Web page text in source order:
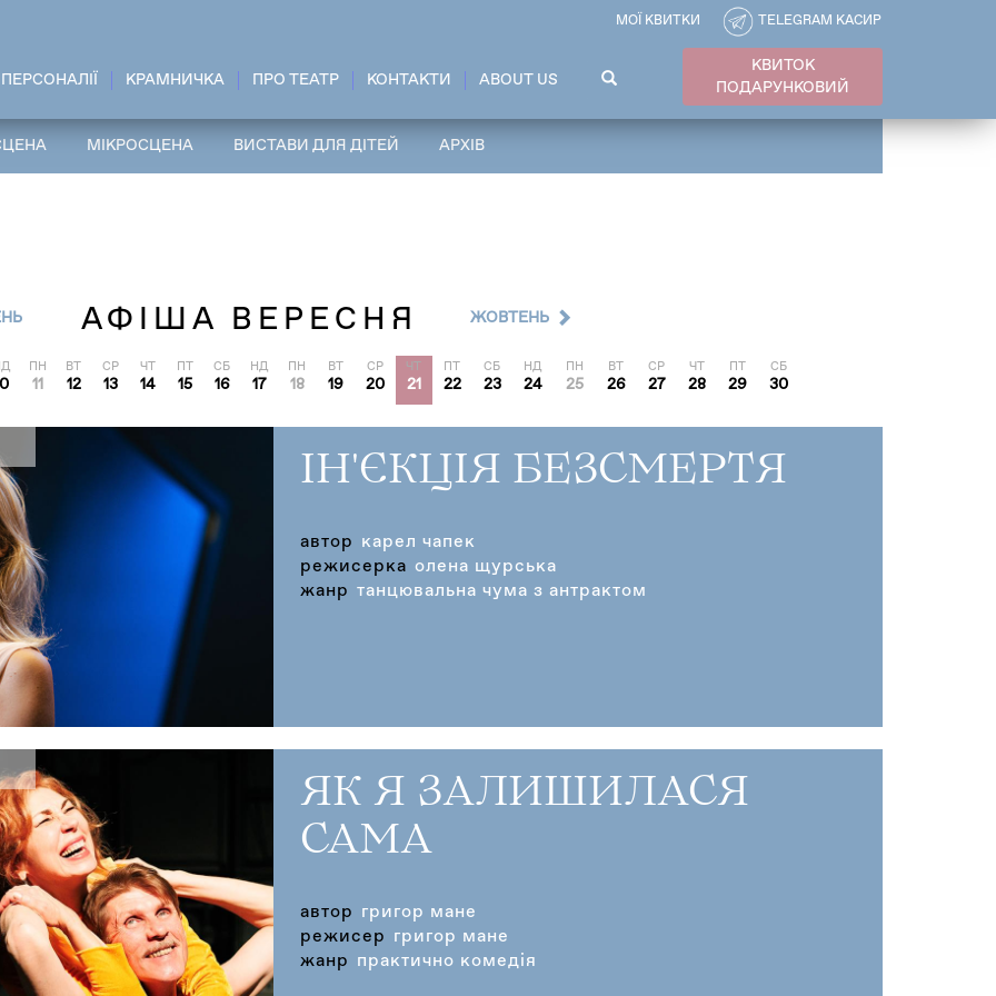
ПЕРСОНАЛІЇ КРАМНИЧКА ПРО ТЕАТР КОНТАКТИ ABOUT US
ПОШУКОВА
ФОРМА
КВИТОК
ПОДАРУНКОВИЙ
МОЇ КВИТКИ TELEGRAM КАСИР
МІКРОСЦЕНА ВИСТАВИ ДЛЯ ДІТЕЙ АРХІВ
АФІША ВЕРЕСНЯ
ПН
11
ВТ
12
СР
13
ЧТ
14
ПТ
15
СБ
16
НД
17
ПН
18
ВТ
19
СР
20
ЧТ
21
ПТ
22
СБ
23
НД
24
ПН
25
ВТ
26
СР
27
ЧТ
28
ПТ
29
СБ
30
ЖОВТЕНЬ
ІН'ЄКЦІЯ БЕЗСМЕРТЯ
автор
карел чапек
режисерка олена щурська
жанр танцювальна чума з антрактом
ЯК Я ЗАЛИШИЛАСЯ
САМА
автор
григор мане
режисер
григор мане
жанр
практично комедія